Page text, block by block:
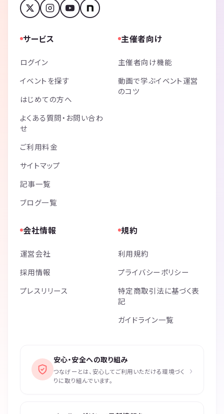
サービス
ログイン
イベントを探す
はじめての方へ
よくある質問・お問い合わ
せ
ご利用料金
サイトマップ
記事一覧
ブログ一覧
主催者向け
主催者向け機能
動画で学ぶイベント運営
のコツ
会社情報
運営会社
採用情報
プレスリリース
規約
利用規約
プライバシーポリシー
特定商取引法に基づく表
記
ガイドライン一覧
安心・安全への取り組み
つなげーとは、安心してご利用いただける環境づく
りに取り組んでいます。
›